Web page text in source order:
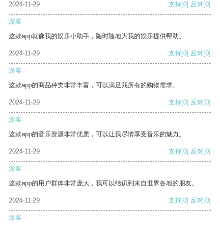
2024-11-29
支持[0] 反对[0]
游客
这款app就像我的娱乐小助手，随时随地为我的娱乐提供帮助。
2024-11-29 支持[0] 反对[0]
游客
这款app的商品种类非常丰富，可以满足我所有的购物需求。
2024-11-29 支持[0] 反对[0]
游客
这款app的音乐资源非常优质，可以让我尽情享受音乐的魅力。
2024-11-29 支持[0] 反对[0]
游客
这款app的用户群体非常庞大，我可以结识到来自世界各地的朋友。
2024-11-29 支持[0] 反对[0]
游客